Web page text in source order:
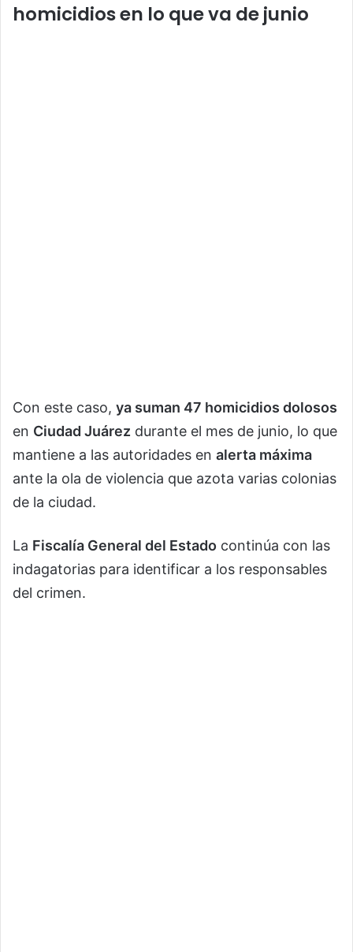
homicidios en lo que va de junio
Con este caso, ya suman 47 homicidios dolosos
en Ciudad Juárez durante el mes de junio, lo que
mantiene a las autoridades en alerta máxima
ante la ola de violencia que azota varias colonias
de la ciudad.
La Fiscalía General del Estado continúa con las
indagatorias para identificar a los responsables
del crimen.